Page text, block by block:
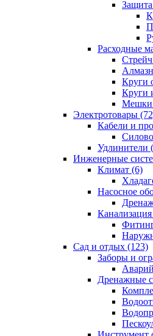
Расходные
Круги
Круги
Мешки
Электротовары
Кабели и
Удлинители
Инженерные
Климат (6)
Насосное
Сад и отдых (123)
Заборы и
Дренажные